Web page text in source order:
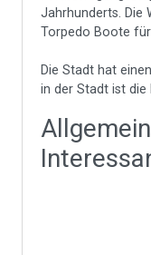
Jahrhunderts. Die
Torpedo Boote
Die Stadt hat
in der Stadt ist die